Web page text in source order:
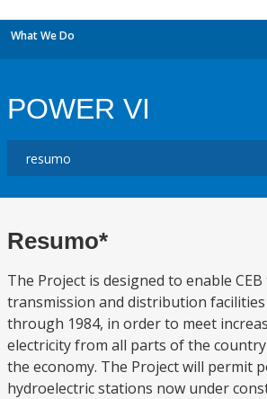
What We Do
POWER VI
Resumo*
The Project is designed to enable
transmission and distribution facilities
through 1984, in order to meet
electricity from all parts of the
the economy. The Project will permit
hydroelectric stations now under